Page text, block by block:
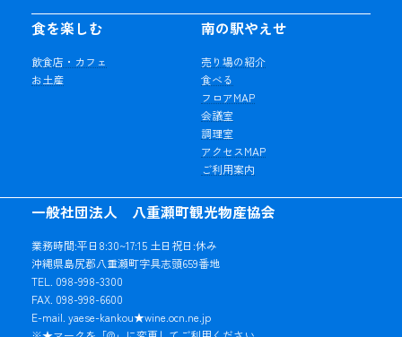
一般社団法人 八重瀬町観光物産協会
業務時間:平日8:30~17:15 土日祝日:休み
沖縄県島尻郡八重瀬町字具志頭659番地
TEL. 098-998-3300
FAX. 098-998-6600
E-mail. yaese-kankou★wine.ocn.ne.jp
食を楽しむ
飲食店・カフェ
お土産
南の駅やえせ
売り場の紹介
食べる
フロアMAP
会議室
調理室
アクセスMAP
ご利用案内